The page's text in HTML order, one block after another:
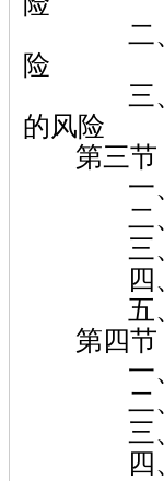
二、下
险
三、其
的风险
第三节
一、产
二、贸
三、环
四、区
五、其
第四节
一、市
二、
三、
四、